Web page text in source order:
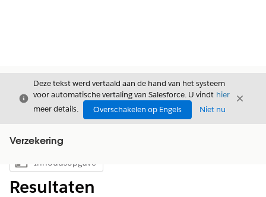
Sluiten
Deze tekst werd vertaald aan de hand van het systeem
voor automatische vertaling van Salesforce. U vindt hier
meer details.
Overschakelen op Engels Niet nu
Sluiten
Verzekering
Inhoudsopgave weergeven
Inhoudsopgave
Resultaten